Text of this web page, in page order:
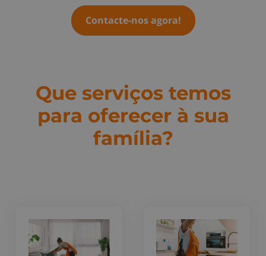
Contacte-nos agora!
Que serviços temos
para oferecer à sua
família?